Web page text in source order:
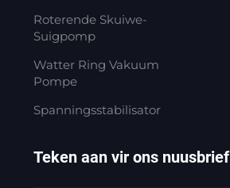
Roterende Skuiwe-
Suigpomp
Watter Ring Vakuum
Pompe
Spanningsstabilisator
Teken aan vir ons nuusbrief